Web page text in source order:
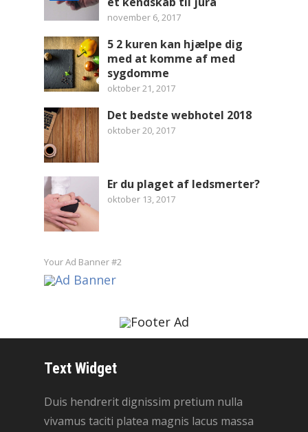
november 6, 2017
5 2 kuren kan hjælpe dig
med at komme af med
sygdomme
oktober 21, 2017
Det bedste webhotel 2018
oktober 20, 2017
Er du plaget af ledsmerter?
oktober 13, 2017
Your Ad Banner #2
Text Widget
Duis hendrerit dignissim pretium nulla
vivamus taciti platea magnis lacus massa